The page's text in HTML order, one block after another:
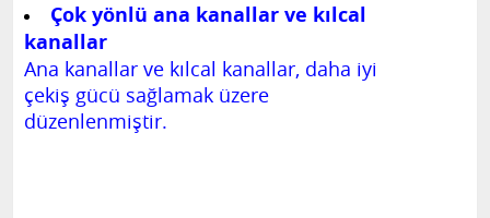
Çok yönlü ana kanallar ve kılcal
kanallar
Ana kanallar ve kılcal kanallar, daha iyi
çekiş gücü sağlamak üzere
düzenlenmiştir.